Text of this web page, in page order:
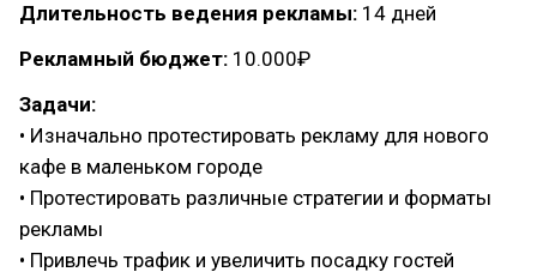
Длительность ведения рекламы: 14 дней
Рекламный бюджет: 10.000₽
Задачи:
• Изначально протестировать рекламу для нового
кафе в маленьком городе
• Протестировать различные стратегии и форматы
рекламы
• Привлечь трафик и увеличить посадку гостей